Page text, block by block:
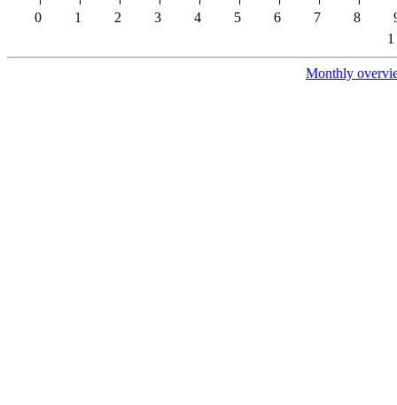
0 1 2 3 4 5 6 7 8
Monthly